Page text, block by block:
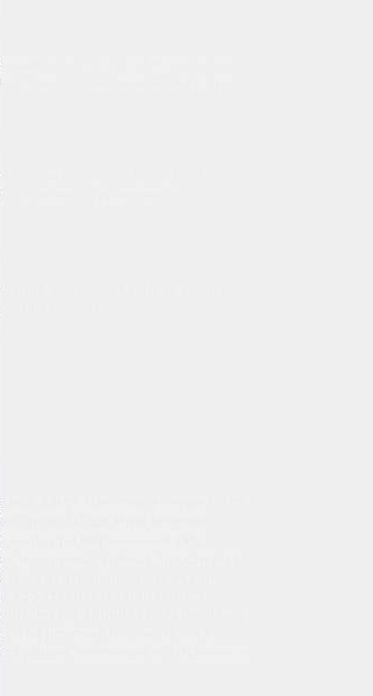
долги, конфликты дома
может остановиться, несмотря
человек согласился на
сохранить уважение к
ухудшается; необходима
показателей.
длительностью историй – от
недель» до многолетних
при выраженной тяге,
повторных срывах, проблемах
центр наркологической
стесняется или боится
клиника обеспечивает
лечения подбирается с
состояний и жизненных